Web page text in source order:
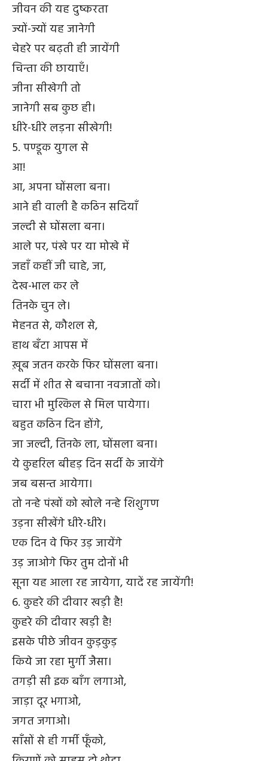
जीवन की यह दुष्करता
ज्यों-ज्यों यह जानेगी
चेहरे पर बढ़ती ही जायेंगी
चिन्ता की छायाएँ।
जीना सीखेगी तो
जानेगी सब कुछ ही।
धीरे-धीरे लड़ना सीखेगी!
5. पण्डूक युगल से
आ!
आ, अपना घोंसला बना।
आने ही वाली है कठिन सदियाँ
जल्दी से घोंसला बना।
आले पर, पंखे पर या मोखे में
जहाँ कहीं जी चाहे, जा,
देख-भाल कर ले
तिनके चुन ले।
मेहनत से, कौशल से,
हाथ बँटा आपस में
ख़ूब जतन करके फिर घोंसला बना।
सर्दी में शीत से बचाना नवजातों को।
चारा भी मुश्किल से मिल पायेगा।
बहुत कठिन दिन होंगे,
जा जल्दी, तिनके ला, घोंसला बना।
ये कुहरिल बीहड़ दिन सर्दी के जायेंगे
जब बसन्त आयेगा।
तो नन्हे पंखों को खोले नन्हे शिशुगण
उड़ना सीखेंगे धीरे-धीरे।
एक दिन वे फिर उड़ जायेंगे
उड़ जाओगे फिर तुम दोनों भी
सूना यह आला रह जायेगा, यादें रह जायेंगी!
6. कुहरे की दीवार खड़ी है!
कुहरे की दीवार खड़ी है!
इसके पीछे जीवन कुड़कुड़
किये जा रहा मुर्गी जैसा।
तगड़ी सी इक बाँग लगाओ,
जाड़ा दूर भगाओ,
जगत जगाओ।
साँसों से ही गर्मी फूँको,